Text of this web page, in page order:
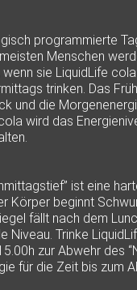
programmierte
Menschen
sie LiquidLife
trinken. Das
und die
wird das
ist eine
Körper beginnt
fällt nach dem
Niveau. Trinke
zur Abwehr des
für die Zeit bis zum